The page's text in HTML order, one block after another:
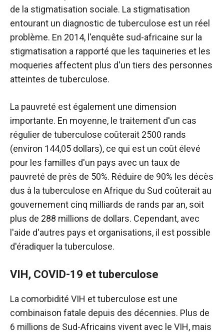
de la stigmatisation sociale. La stigmatisation
entourant un diagnostic de tuberculose est un réel
problème. En 2014, l'enquête sud-africaine sur la
stigmatisation a rapporté que les taquineries et les
moqueries affectent plus d'un tiers des personnes
atteintes de tuberculose.
La pauvreté est également une dimension
importante. En moyenne, le traitement d'un cas
régulier de tuberculose coûterait 2500 rands
(environ 144,05 dollars), ce qui est un coût élevé
pour les familles d'un pays avec un taux de
pauvreté de près de 50%. Réduire de 90% les décès
dus à la tuberculose en Afrique du Sud coûterait au
gouvernement cinq milliards de rands par an, soit
plus de 288 millions de dollars. Cependant, avec
l'aide d'autres pays et organisations, il est possible
d'éradiquer la tuberculose.
VIH, COVID-19 et tuberculose
La comorbidité VIH et tuberculose est une
combinaison fatale depuis des décennies. Plus de
6 millions de Sud-Africains vivent avec le VIH, mais